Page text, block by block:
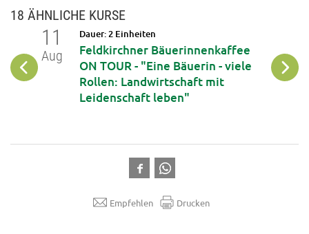
18 ÄHNLICHE KURSE
DIY
11
Aug
Dauer: 2 Einheiten
Feldkirchner Bäuerinnenkaffee
ON TOUR - "Eine Bäuerin - viele
Rollen: Landwirtschaft mit
Leidenschaft leben"
Aug
Empfehlen Drucken